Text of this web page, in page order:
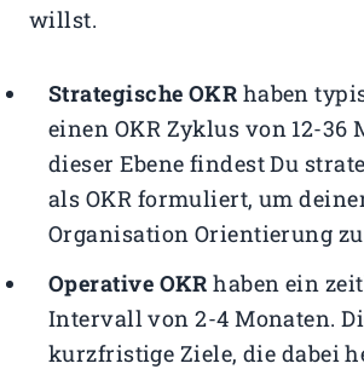
willst.
Strategische OKR haben
einen OKR Zyklus von 12-36
dieser Ebene findest Du
als OKR formuliert, um
Organisation Orientierung zu
Operative OKRhaben ein
Intervall von 2-4 Monaten.
kurzfristige Ziele, die dabei